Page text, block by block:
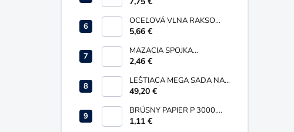
OCEĽOVÁ VLNA RAKSO
0000, ŽLTÁ, BALENIE 200G
5,66 €
MAZACIA SPOJKA
SKĽÚČIDLOVÁ M10 X 1 PRE
2,46 €
LEŠTIACA MEGA SADA NA
RENOVÁCIU HLINÍKOVÝCH
49,20 €
BRÚSNY PAPIER P 3000,
230 X 280 MM
1,11 €